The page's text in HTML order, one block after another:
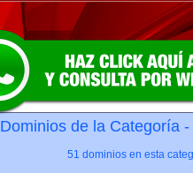
Dominios de la Categoría -
51 dominios en esta